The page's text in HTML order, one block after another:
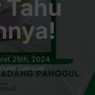
25th, 2024
Seksual